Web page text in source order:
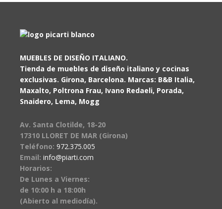
MUEBLES DE DISEÑO ITALIANO.
Tienda de muebles de diseño italiano y cocinas
exclusivas. Girona, Barcelona. Marcas: B&B Italia,
Maxalto, Poltrona Frau, Ivano Redaeli, Porada,
Snaidero, Lema, Mogg
Av. Santa Clotilde, 18-20
17310 LLORET DE MAR (Girona)
Teléfono: 972.375.005
Email: info@piarti.com
Horarios:
De Lunes a Viernes:
de 10:00 h a 18:00h
(Abierto al mediodía).